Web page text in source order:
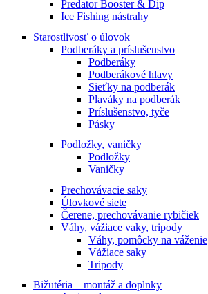
Predator Booster & Dip
Ice Fishing nástrahy
Starostlivosť o úlovok
Podberáky a príslušenstvo
Podberáky
Podberákové hlavy
Sieťky na podberák
Plaváky na podberák
Príslušenstvo, tyče
Pásky
Podložky, vaničky
Podložky
Vaničky
Prechovávacie saky
Úlovkové siete
Čerene, prechovávanie rybičiek
Váhy, vážiace vaky, tripody
Váhy, pomôcky na váženie
Vážiace saky
Tripody
Bižutéria – montáž a doplnky